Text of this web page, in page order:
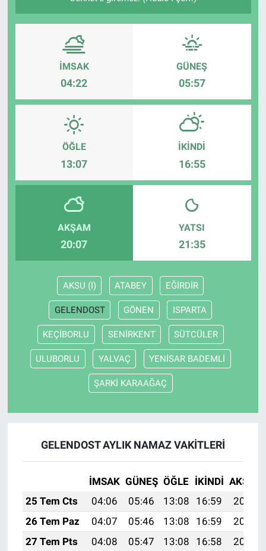
İMSAK
04:22
GÜNEŞ
05:57
ÖĞLE
13:07
İKINDI
16:55
AKŞAM
20:07
YATSI
21:35
AKSU (I) ATABEY EĞİRDİR
GELENDOST GÖNEN ISPARTA
KEÇİBORLU SENİRKENT SÜTCÜLER
ULUBORLU YALVAÇ YENİSAR BADEMLİ
ŞARKİ KARAAĞAÇ
GELENDOST AYLIK NAMAZ VAKITLERI
İMSAK GÜNEŞ ÖĞLE İKINDI AKŞAM
25 Tem Cts
04:06 05:46 13:08 16:59
20:19
26 Tem Paz
04:07 05:46 13:08 16:59
20:19
27 Tem Pts
04:08 05:47 13:08 16:58
20:18